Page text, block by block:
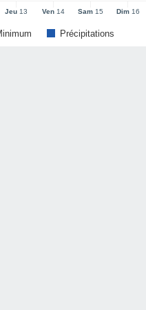
Précipitations
Jeu 13 Ven 14 Sam 15 Dim16